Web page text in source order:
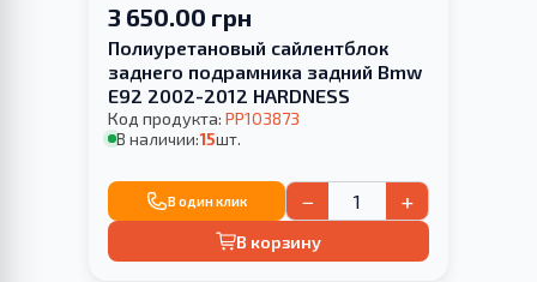
3 650.00 грн
Полиуретановый cайлентблок
заднего подрамника задний Bmw
E92 2002-2012 HARDNESS
Код продукта: PP103873
В наличии:15шт.
В один клик − +
В корзину